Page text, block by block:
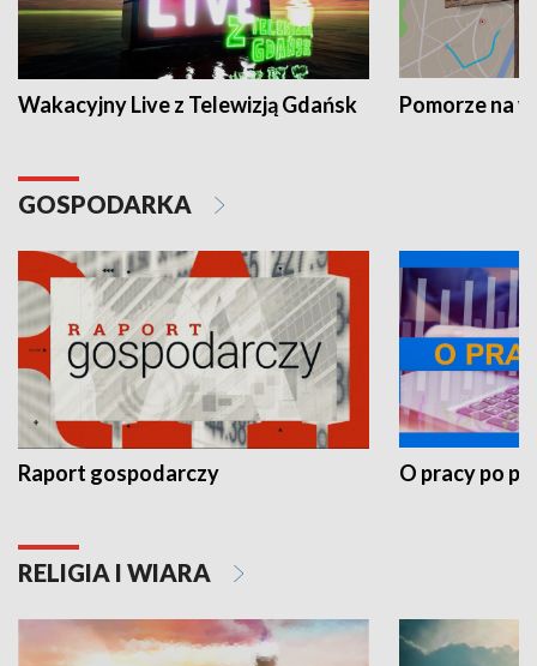
Wakacyjny Live z Telewizją Gdańsk Pomorze na
GOSPODARKA
Raport gospodarczy O pracy po
RELIGIA I WIARA